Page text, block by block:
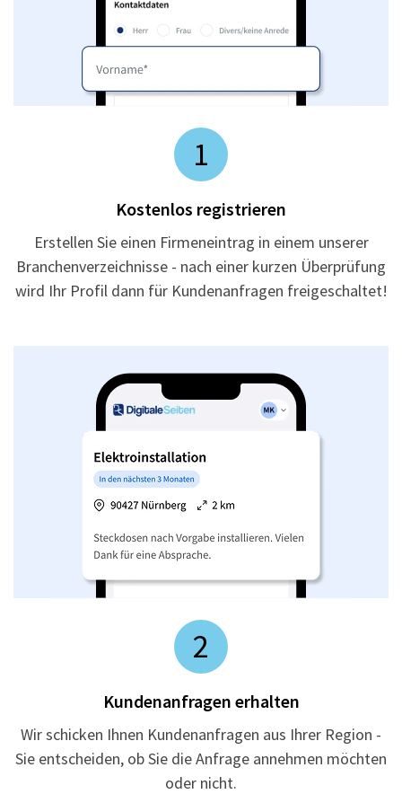
1
Kostenlos registrieren
Erstellen Sie einen Firmeneintrag in einem unserer
Branchenverzeichnisse - nach einer kurzen Überprüfung
wird Ihr Profil dann für Kundenanfragen freigeschaltet!
2
Kundenanfragen erhalten
Wir schicken Ihnen Kundenanfragen aus Ihrer Region -
Sie entscheiden, ob Sie die Anfrage annehmen möchten
oder nicht.